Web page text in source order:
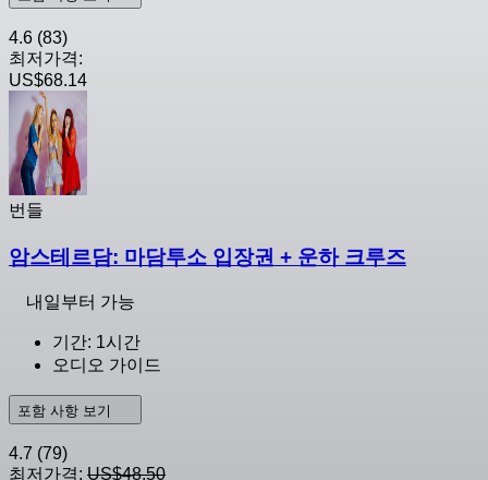
4.6 (83)
최저가격:
US$68.14
번들
암스테르담: 마담투소 입장권 + 운하 크루즈
내일부터 가능
기간: 1시간
오디오 가이드
포함 사항 보기
4.7 (79)
최저가격: US$48.50